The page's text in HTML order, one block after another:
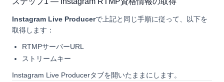
Instagram Live Producerで上記と同じ手順に従って、以下を
取得します：
RTMPサーバーURL
ストリームキー
Instagram Live Producerタブを開いたままにします。